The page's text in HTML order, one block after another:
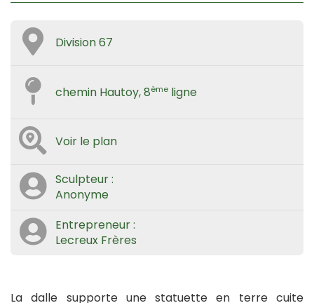
Division 67
chemin Hautoy, 8ème ligne
Voir le plan
Sculpteur :
Anonyme
Entrepreneur :
Lecreux Frères
La dalle supporte une statuette en terre cuite